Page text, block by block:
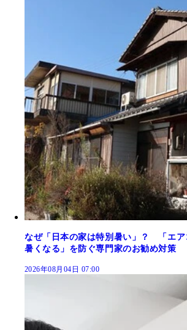
なぜ「日本の家は特別暑い」？ 「エア
暑くなる」を防ぐ専門家のお勧め対策
2026年08月04日 07:00